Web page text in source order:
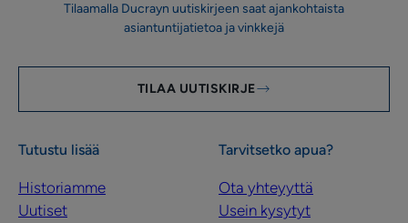
Tilaamalla Ducrayn uutiskirjeen saat ajankohtaista
asiantuntijatietoa ja vinkkejä
TILAA UUTISKIRJE
Tutustu lisää
Historiamme
Uutiset
Tarvitsetko apua?
Ota yhteyyttä
Usein kysytyt